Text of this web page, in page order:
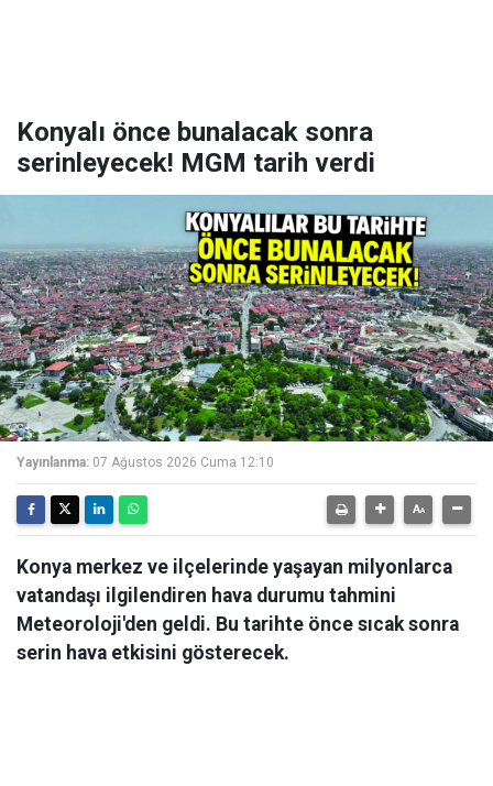
Konyalı önce bunalacak sonra
serinleyecek! MGM tarih verdi
Yayınlanma: 07 Ağustos 2026 Cuma 12:10
Konya merkez ve ilçelerinde yaşayan milyonlarca
vatandaşı ilgilendiren hava durumu tahmini
Meteoroloji'den geldi. Bu tarihte önce sıcak sonra
serin hava etkisini gösterecek.